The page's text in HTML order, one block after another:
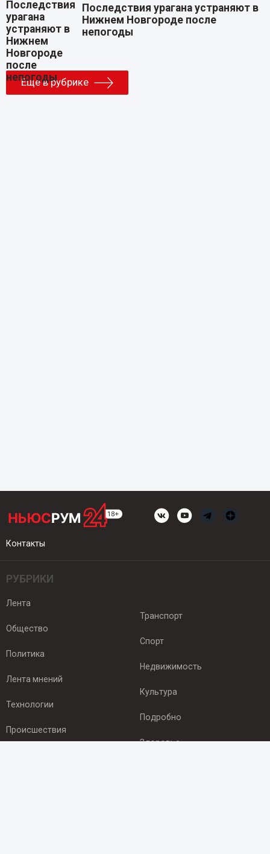
Последствия урагана устраняют в
Нижнем Новгороде после
непогоды
Еще в рубрике
Контакты
РУБРИКИ
Лента
Общество
Политика
Лента мнений
Технологии
Происшествия
Транспорт
Спорт
Недвижимость
Культура
Подробно
Здоровье